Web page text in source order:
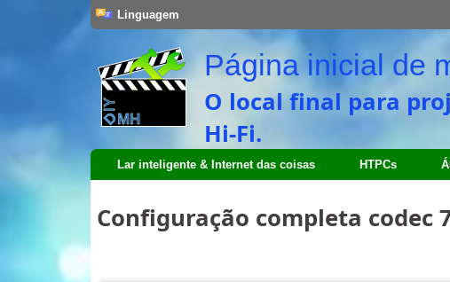
Linguagem
Página inicial de
O local final para
Hi-Fi.
Lar inteligente & Internet das coisas HTPCs
Configuração completa codec